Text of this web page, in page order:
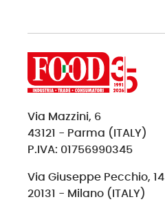
Via Mazzini, 6
43121 - Parma (ITALY)
P.IVA: 01756990345
Via Giuseppe Pecchio, 14
20131 - Milano (ITALY)